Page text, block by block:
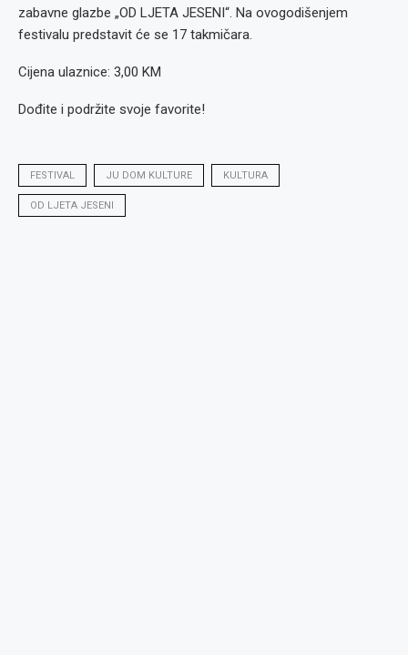
zabavne glazbe „OD LJETA JESENI“. Na ovogodišenjem
festivalu predstavit će se 17 takmičara.
Cijena ulaznice: 3,00 KM
Dođite i podržite svoje favorite!
FESTIVAL JU DOM KULTURE KULTURA
OD LJETA JESENI